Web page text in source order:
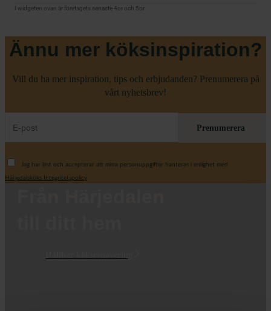
Ännu mer köksinspiration?
Vill du ha mer inspiration, tips och erbjudanden? Prenumerera på
vårt nyhetsbrev!
Prenumerera
Jag har läst och accepterar att mina personuppgifter hanteras i enlighet med
Härjedalsköks Integritetspolicy